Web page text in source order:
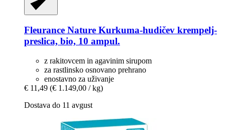
Fleurance Nature Kurkuma-​hudičev krempelj-​
preslica, bio, 10 ampul.
z rakitovcem in agavinim sirupom
za rastlinsko osnovano prehrano
enostavno za uživanje
€ 11,49 (€ 1.149,00 / kg)
Dostava do 11 avgust